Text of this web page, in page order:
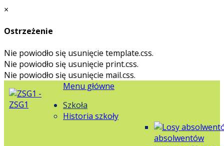
×
Ostrzeżenie
Nie powiodło się usunięcie template.css.
Nie powiodło się usunięcie print.css.
Nie powiodło się usunięcie mail.css.
Menu główne
Szkoła
Historia szkoły
absolwentów